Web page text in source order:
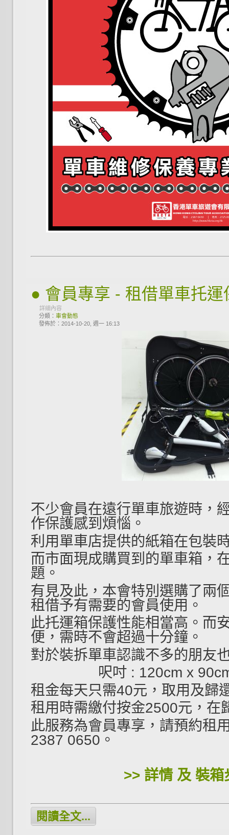
● 會員專享 - 租借單車托運
詳細內容
分類： 車會動態
發佈於：2014-10-20, 週一 16:13
不少會員在遠行單車旅遊時，
作保護感到煩惱。
利用單車店提供的紙箱在包裝
而市面現成購買到的單車箱，
題。
有見及此，本會特別選購了兩
租借予有需要的會員使用。
此托運箱保護性能相當高。而
便，需時不會超過十分鐘。
對於裝拆單車認識不多的朋友
呎吋 : 120cm x
租金每天只需40元，取用及歸
租用時需繳付按金2500元，在
此服務為會員專享，請預約租
2387 0650。
>> 詳情 及 裝箱
閱讀全文...